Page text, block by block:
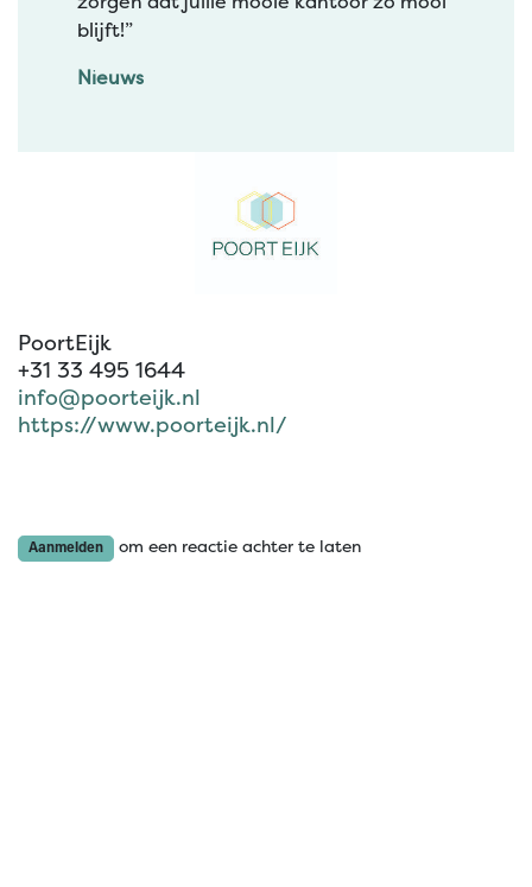
blijft!”
Nieuws
PoortEijk
+31 33 495 1644
info@poorteijk.nl
https://www.poorteijk.nl/
Aanmelden om een reactie achter te laten